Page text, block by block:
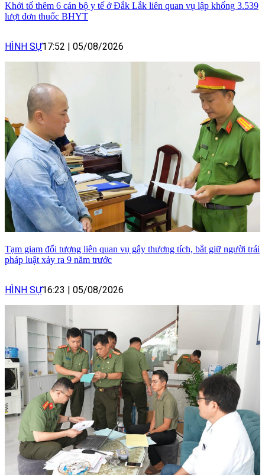
Khởi tố thêm 6 cán bộ y tế ở Đắk Lắk liên quan vụ lập khống 3.539
lượt đơn thuốc BHYT
HÌNH SỰ17:52 05/08/2026
Tạm giam đối tượng liên quan vụ gây thương tích, bắt giữ người trái
pháp luật xảy ra 9 năm trước
HÌNH SỰ16:23 05/08/2026